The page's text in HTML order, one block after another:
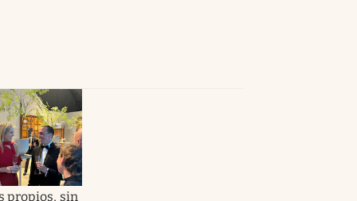
propios, sin